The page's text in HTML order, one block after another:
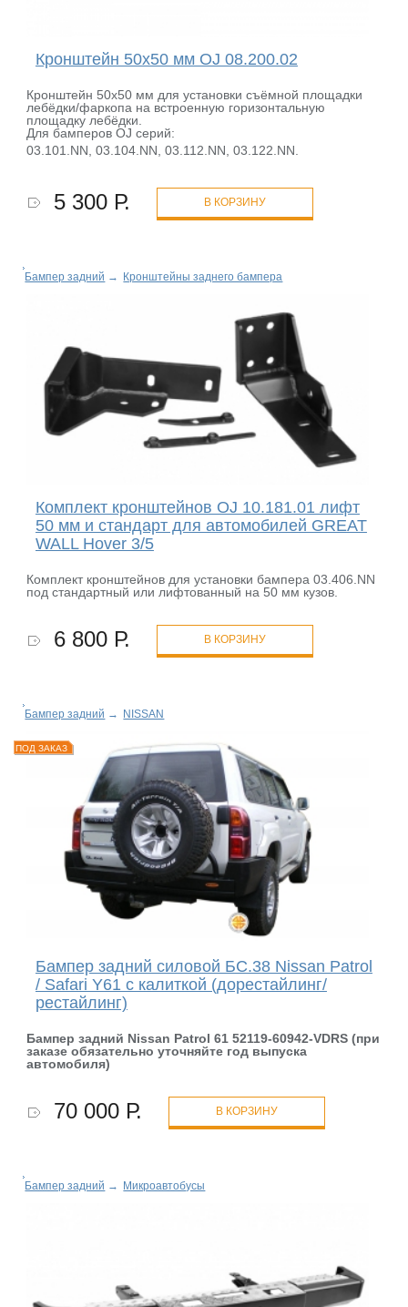
Кронштейн 50х50 мм OJ 08.200.02
Кронштейн 50х50 мм для установки съёмной площадки
лебёдки/фаркопа на встроенную горизонтальную
площадку лебёдки.
Для бамперов OJ серий:
03.101.NN, 03.104.NN, 03.112.NN, 03.122.NN.
5 300 Р. В КОРЗИНУ
Бампер задний → Кронштейны заднего бампера
Комплект кронштейнов OJ 10.181.01 лифт
50 мм и стандарт для автомобилей GREAT
WALL Hover 3/5
Комплект кронштейнов для установки бампера 03.406.NN
под стандартный или лифтованный на 50 мм кузов.
6 800 Р. В КОРЗИНУ
Бампер задний → NISSAN
ПОД ЗАКАЗ
Бампер задний силовой БС.38 Nissan Patrol
/ Safari Y61 с калиткой (дорестайлинг/
рестайлинг)
Бампер задний Nissan Patrol 61 52119-60942-VDRS (при
заказе обязательно уточняйте год выпуска
автомобиля)
70 000 Р. В КОРЗИНУ
Бампер задний → Микроавтобусы